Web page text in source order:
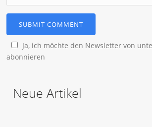
Ja, ich möchte den Newsletter von
abonnieren
Neue Artikel